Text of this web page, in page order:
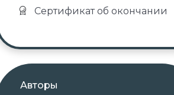
Сертификат об окончании
Авторы